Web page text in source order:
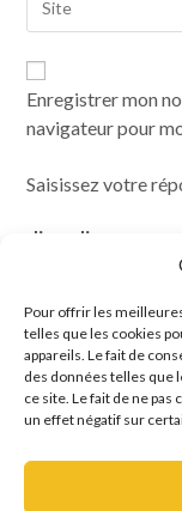
Pour offrir les
telles que les cookies
appareils. Le fait de
des données telles que
ce site. Le fait de ne
un effet négatif sur
Enregistrer mon
navigateur pour
Saisissez votre
dix + dix =